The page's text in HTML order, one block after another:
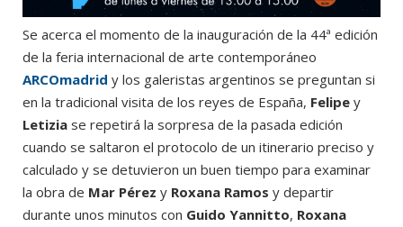
Se acerca el momento de la inauguración de la 44ª edición
de la feria internacional de arte contemporáneo
ARCOmadrid y los galeristas argentinos se preguntan si
en la tradicional visita de los reyes de España, Felipe y
Letizia se repetirá la sorpresa de la pasada edición
cuando se saltaron el protocolo de un itinerario preciso y
calculado y se detuvieron un buen tiempo para examinar
la obra de Mar Pérez y Roxana Ramos y departir
durante unos minutos con Guido Yannitto, Roxana